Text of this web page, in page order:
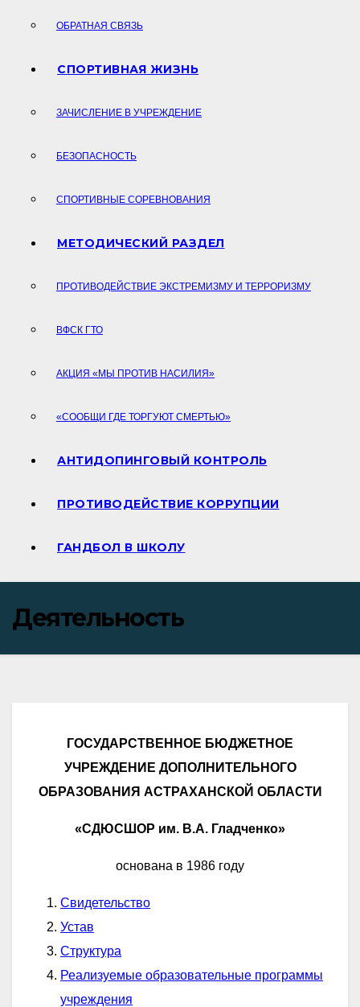
ОБРАТНАЯ СВЯЗЬ
СПОРТИВНАЯ ЖИЗНЬ
ЗАЧИСЛЕНИЕ В УЧРЕЖДЕНИЕ
БЕЗОПАСНОСТЬ
СПОРТИВНЫЕ СОРЕВНОВАНИЯ
МЕТОДИЧЕСКИЙ РАЗДЕЛ
ПРОТИВОДЕЙСТВИЕ ЭКСТРЕМИЗМУ И ТЕРРОРИЗМУ
ВФСК ГТО
АКЦИЯ «МЫ ПРОТИВ НАСИЛИЯ»
«СООБЩИ ГДЕ ТОРГУЮТ СМЕРТЬЮ»
АНТИДОПИНГОВЫЙ КОНТРОЛЬ
ПРОТИВОДЕЙСТВИЕ КОРРУПЦИИ
ГАНДБОЛ В ШКОЛУ
Деятельность
ГОСУДАРСТВЕННОЕ БЮДЖЕТНОЕ
УЧРЕЖДЕНИЕ ДОПОЛНИТЕЛЬНОГО
ОБРАЗОВАНИЯ АСТРАХАНСКОЙ ОБЛАСТИ
«СДЮСШОР им. В.А. Гладченко»
основана в 1986 году
Свидетельство
Устав
Структура
Реализуемые образовательные программы
учреждения